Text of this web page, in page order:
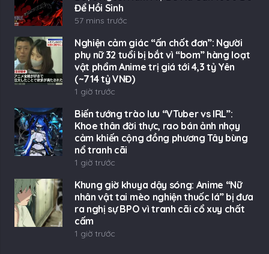
Để Hồi Sinh
57 mins trước
Nghiện cảm giác “ấn chốt đơn”: Người
phụ nữ 32 tuổi bị bắt vì “bom” hàng loạt
vật phẩm Anime trị giá tới 4,3 tỷ Yên
(~714 tỷ VNĐ)
1 giờ trước
Biến tướng trào lưu “VTuber vs IRL”:
Khoe thân đời thực, rao bán ảnh nhạy
cảm khiến cộng đồng phương Tây bùng
nổ tranh cãi
1 giờ trước
Khung giờ khuya dậy sóng: Anime “Nữ
nhân vật tai mèo nghiện thuốc lá” bị đưa
ra nghị sự BPO vì tranh cãi cổ xuy chất
cấm
1 giờ trước